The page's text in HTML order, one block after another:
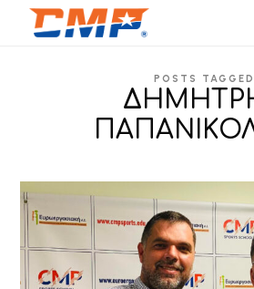
POSTS TAGGED